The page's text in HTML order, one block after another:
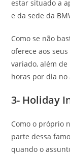
estar situado a
e da sede da
Como se não
oferece aos
variado, além
horas por dia no
3- Holiday
Como o próprio
parte dessa
quando o